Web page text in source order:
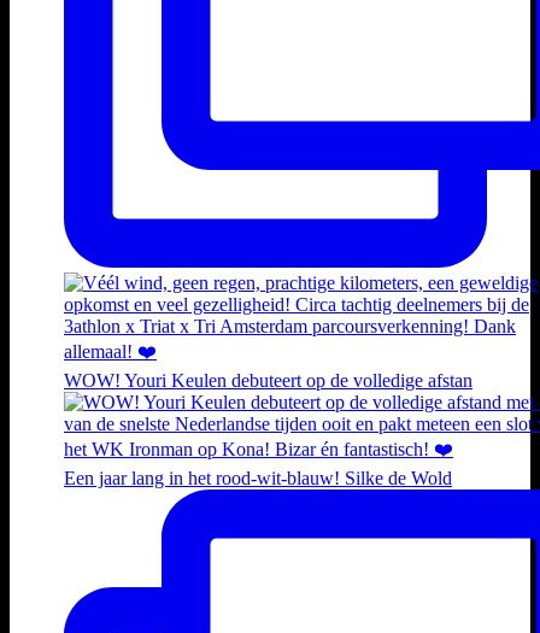
WOW! Youri Keulen debuteert op de volledige afstan
Een jaar lang in het rood-wit-blauw! Silke de Wold